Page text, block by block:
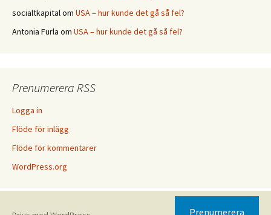
socialtkapital om USA – hur kunde det gå så fel?
Antonia Furla om USA – hur kunde det gå så fel?
Prenumerera RSS
Logga in
Flöde för inlägg
Flöde för kommentarer
WordPress.org
Prenumerera